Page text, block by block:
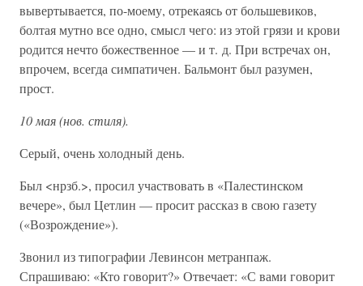
вывертывается, по-моему, отрекаясь от большевиков,
болтая мутно все одно, смысл чего: из этой грязи и крови
родится нечто божественное — и т. д. При встречах он,
впрочем, всегда симпатичен. Бальмонт был разумен,
прост.
10 мая (нов. стиля).
Серый, очень холодный день.
Был <нрзб.>, просил участвовать в «Палестинском
вечере», был Цетлин — просит рассказ в свою газету
(«Возрождение»).
Звонил из типографии Левинсон метранпаж.
Спрашиваю: «Кто говорит?» Отвечает: «С вами говорит